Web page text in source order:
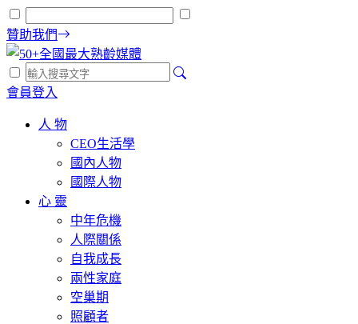
贊助我們
會員登入
人 物
CEO生活學
國內人物
國際人物
心 靈
中年危機
人際關係
自我成長
兩性家庭
空巢期
照顧者